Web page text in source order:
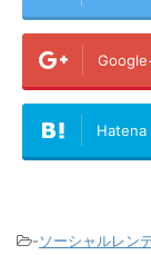
Hatena
-ソーシャルレン